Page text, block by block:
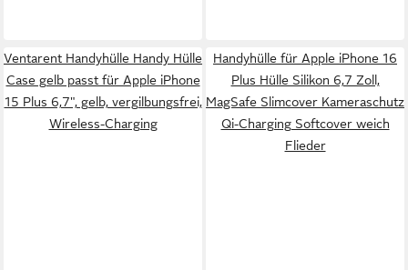
Ventarent Handyhülle Handy Hülle
Case gelb passt für Apple iPhone
15 Plus 6,7", gelb, vergilbungsfrei,
Wireless-Charging
Handyhülle für Apple iPhone 16
Plus Hülle Silikon 6,7 Zoll,
MagSafe Slimcover Kameraschutz
Qi-Charging Softcover weich
Flieder